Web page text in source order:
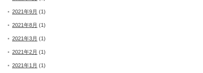
2021年9月 (1)
2021年8月 (1)
2021年3月 (1)
2021年2月 (1)
2021年1月 (1)